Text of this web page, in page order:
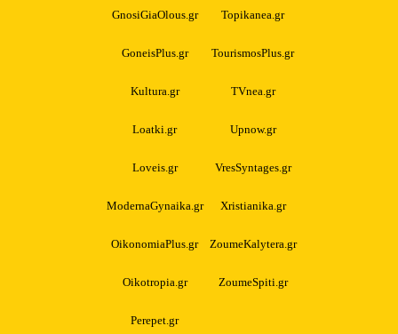
GnosiGiaOlous.gr Topikanea.gr
GoneisPlus.gr TourismosPlus.gr
Kultura.gr TVnea.gr
Loatki.gr Upnow.gr
Loveis.gr VresSyntages.gr
ModernaGynaika.gr Xristianika.gr
OikonomiaPlus.gr ZoumeKalytera.gr
Oikotropia.gr ZoumeSpiti.gr
Perepet.gr